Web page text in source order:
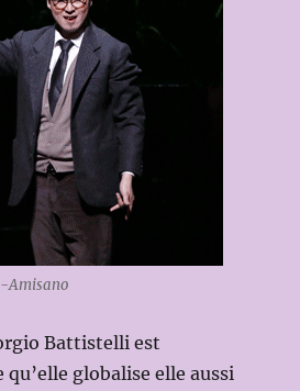
Amisano
Battistelli est
globalise elle aussi